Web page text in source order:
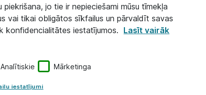
jo tie ir nepieciešami mūsu tīmekļa
vai tikai obligātos sīkfailus un pārvaldīt savas
konfidencialitātes iestatījumos. Lasīt vairāk
Analītiskie Mārketinga
iestatījumi